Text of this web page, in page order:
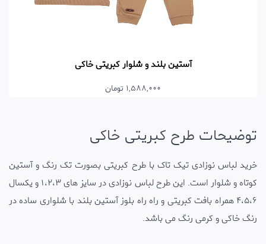
آستین بلند و شلوار کبریتی خاکی
1,588,000 تومان
توضیحات طرح کبریتی خاکی
خرید لباس نوزادی تیک تاک با طرح کبریتی بصورت تک رنگ و آستین
کوتاه و شلوار است. این طرح لباس نوزادی در سایز های 1،2،3 و یکسال
4،5،6 همراه بافت کبریتی و راه راه بلوز آستین بلند با شلواری ساده در
رنگ خاکی و کرمی رنگ می باشد.